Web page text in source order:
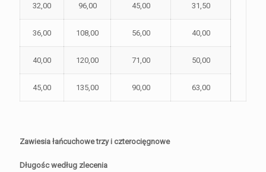
32,00 96,00 45,00 31,50
36,00 108,00 56,00 40,00
40,00 120,00 71,00 50,00
45,00 135,00 90,00 63,00
Zawiesia łańcuchowe trzy i czterocięgnowe
Długośc według zlecenia